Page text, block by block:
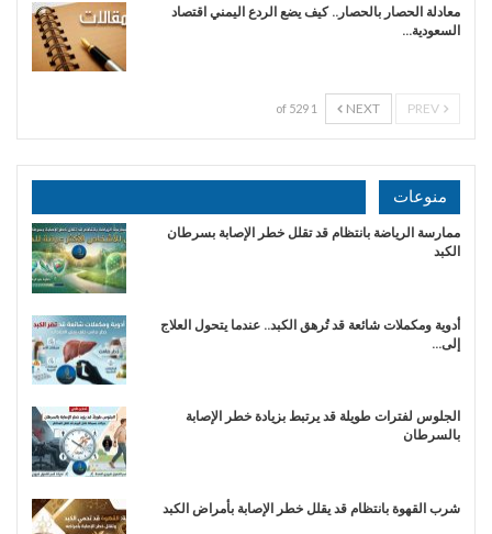
معادلة الحصار بالحصار.. كيف يضع الردع اليمني اقتصاد
السعودية…
NEXT
1 of 529
منوعات
ممارسة الرياضة بانتظام قد تقلل خطر الإصابة بسرطان
الكبد
أدوية ومكملات شائعة قد تُرهق الكبد.. عندما يتحول العلاج
إلى…
الجلوس لفترات طويلة قد يرتبط بزيادة خطر الإصابة
بالسرطان
شرب القهوة بانتظام قد يقلل خطر الإصابة بأمراض الكبد